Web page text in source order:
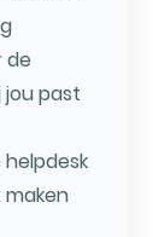
de
past